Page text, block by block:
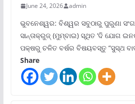
June 24, 2026 admin
ଭୁବନେଶ୍ୱର: ବିଶ୍ୱର ସବୁଠାରୁ ପୁରୁଣା
ସାନ୍ତାକ୍ରୁଜ୍ (ମୁମ୍ବାଇ) ସ୍ଥିତ ‘ଦି ଯୋଗ
ପକ୍ଷରୁ ଚଳିତ ବର୍ଷର ବିଷୟବସ୍ତୁ “ସୁସ୍ଥ
Share